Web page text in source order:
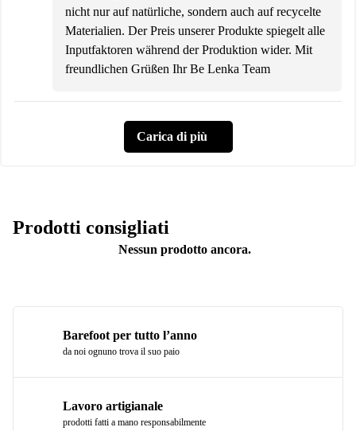
nicht nur auf natürliche, sondern auch auf recycelte
Materialien. Der Preis unserer Produkte spiegelt alle
Inputfaktoren während der Produktion wider. Mit
freundlichen Grüßen Ihr Be Lenka Team
Carica di più
Prodotti consigliati
Nessun prodotto ancora.
Barefoot per tutto l’anno
da noi ognuno trova il suo paio
Lavoro artigianale
prodotti fatti a mano responsabilmente